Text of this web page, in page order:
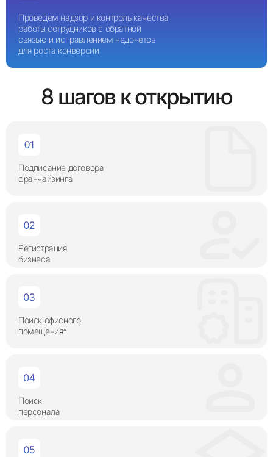
Проведем надзор и контроль качества
работы сотрудников с обратной
связью и исправлением недочетов
для роста конверсии
8 шагов к открытию
Подписание договора
франчайзинга
Регистрация
бизнеса
Поиск офисного
помещения*
Поиск
персонала